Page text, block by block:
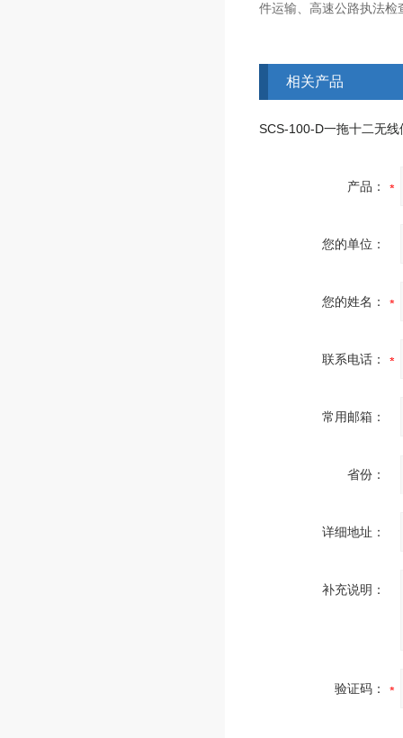
件运输、高速公路执法检
相关产品
产品：
您的单位：
您的姓名：
联系电话：
常用邮箱：
省份：
详细地址：
补充说明：
验证码：